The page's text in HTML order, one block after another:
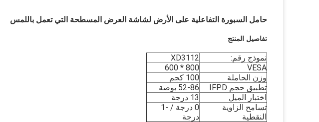
حامل السبورة التفاعلية على الأرض لشاشة العرض المسطحة التي تعمل باللمس
تفاصيل المنتج
نموذج رقم:
XD3112
VESA
800 * 600
وزن الحاملة
100 كجم
تطبيق حجم IFPD
52-86 بوصة
اختبار الميل
13 درجة
تسامح الزاوية
النقطية
0 درجة / -1
درجة